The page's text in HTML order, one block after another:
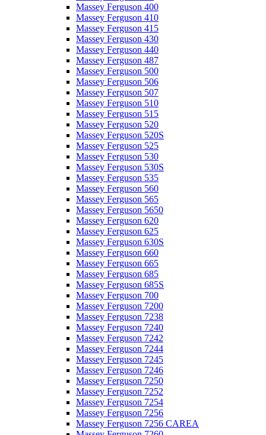
Massey Ferguson 400
Massey Ferguson 410
Massey Ferguson 415
Massey Ferguson 430
Massey Ferguson 440
Massey Ferguson 487
Massey Ferguson 500
Massey Ferguson 506
Massey Ferguson 507
Massey Ferguson 510
Massey Ferguson 515
Massey Ferguson 520
Massey Ferguson 520S
Massey Ferguson 525
Massey Ferguson 530
Massey Ferguson 530S
Massey Ferguson 535
Massey Ferguson 560
Massey Ferguson 565
Massey Ferguson 5650
Massey Ferguson 620
Massey Ferguson 625
Massey Ferguson 630S
Massey Ferguson 660
Massey Ferguson 665
Massey Ferguson 685
Massey Ferguson 685S
Massey Ferguson 700
Massey Ferguson 7200
Massey Ferguson 7238
Massey Ferguson 7240
Massey Ferguson 7242
Massey Ferguson 7244
Massey Ferguson 7245
Massey Ferguson 7246
Massey Ferguson 7250
Massey Ferguson 7252
Massey Ferguson 7254
Massey Ferguson 7256
Massey Ferguson 7256 CAREA